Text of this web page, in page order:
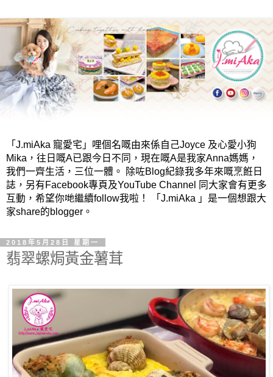
「J.miAka 寵愛宅」哩個名嘅由來係自己Joyce 及心愛小狗
Mika，往日嘅A已跟今日不同，現在嘅A是我家Anna媽媽，
我們一齊生活，三位一體。 除咗Blog紀錄我多年來嘅烹餁日
誌，另有Facebook專頁及YouTube Channel 同大家會有更多
互動，希望你哋繼續follow我啦！ 「J.miAka 」是一個想跟大
家share的blogger。
2018年5月28日 星期一
翡翠螺焗黃金薯茸